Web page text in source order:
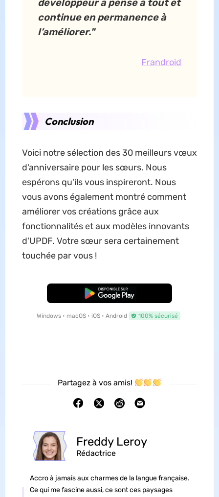
développeur a pensé à tout et
continue en permanence à
l’améliorer."
Frandroid
Conclusion
Voici notre sélection des 30 meilleurs vœux
d'anniversaire pour les sœurs. Nous
espérons qu'ils vous inspireront. Nous
vous avons également montré comment
améliorer vos créations grâce aux
fonctionnalités et aux modèles innovants
d'UPDF. Votre sœur sera certainement
touchée par vous !
TÉLÉCHARGER
Windows • macOS • iOS • Android 100% sécurisé
Partagez à vos amis!
Freddy Leroy
Rédactrice
Accro à jamais aux charmes de la langue française.
Ce qui me fascine aussi, ce sont ces paysages